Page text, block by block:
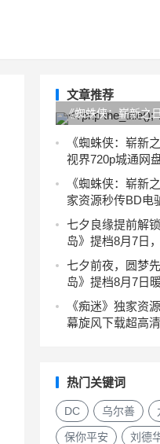
文章推荐
《蜘蛛侠：崭新之
旋风下载在线观看
《蜘蛛侠：崭新
视界720p城通网
《蜘蛛侠：崭新
家资源秒传BD电
七夕良缘提前解
岛》提档8月7日
七夕前夜，圆梦
岛》提档8月7日
《痴迷》独家资
幕旋风下载超高清
热门关键词
DC 乌尔善
保你平安 刘德